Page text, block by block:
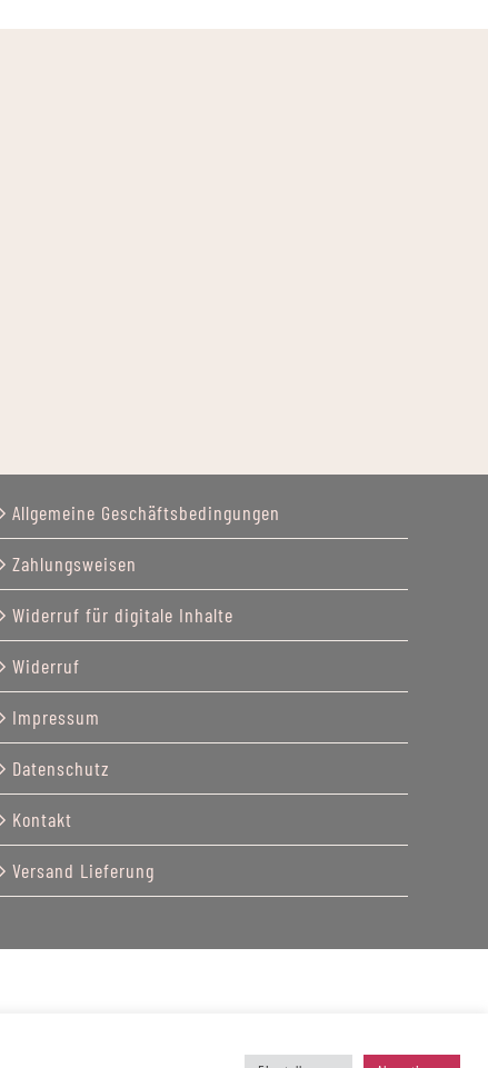
Allgemeine Geschäftsbedingungen
Zahlungsweisen
Widerruf für digitale Inhalte
Widerruf
Impressum
Datenschutz
Kontakt
Versand Lieferung